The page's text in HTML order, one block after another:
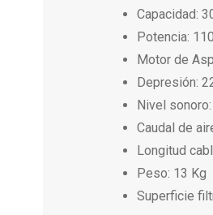
Capacidad:
Potencia:
Motor de
Depresión:
Nivel
Caudal de
Longitud
Peso: 13 Kg
Superficie